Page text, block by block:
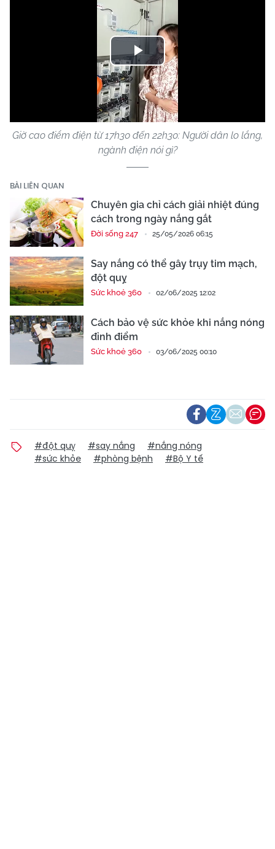
Play
Video
Giờ cao điểm điện từ 17h30 đến 22h30: Người dân lo lắng,
ngành điện nói gì?
BÀI LIÊN QUAN
Chuyên gia chỉ cách giải nhiệt đúng
cách trong ngày nắng gắt
Đời sống 247 25/05/2026 06:15
Say nắng có thể gây trụy tim mạch,
đột quỵ
Sức khoẻ 360 02/06/2025 12:02
Cách bảo vệ sức khỏe khi nắng nóng
đỉnh điểm
Sức khoẻ 360 03/06/2025 00:10
#đột quỵ #say nắng
#nắng nóng
#sức khỏe
#phòng bệnh #Bộ Y tế